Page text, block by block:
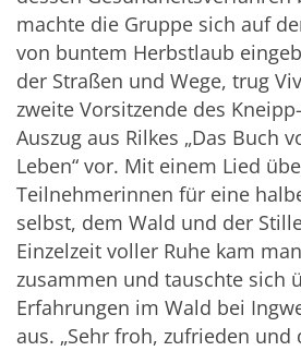
machte die Gruppe sich auf
von buntem Herbstlaub
der Straßen und Wege, trug
zweite Vorsitzende des
Auszug aus Rilkes „Das Buch
Leben“ vor. Mit einem Lied
Teilnehmerinnen für eine
selbst, dem Wald und der
Einzelzeit voller Ruhe kam
zusammen und tauschte sich
Erfahrungen im Wald bei
aus. „Sehr froh, zufrieden und